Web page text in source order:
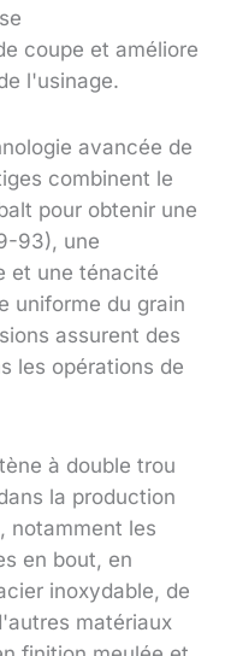
coupe et améliore
l'usinage.
avancée de
combinent le
pour obtenir une
93), une
et une ténacité
uniforme du grain
assurent des
les opérations de
à double trou
la production
notamment les
en bout, en
inoxydable, de
matériaux